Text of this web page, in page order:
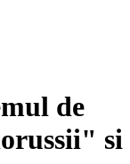
de
si